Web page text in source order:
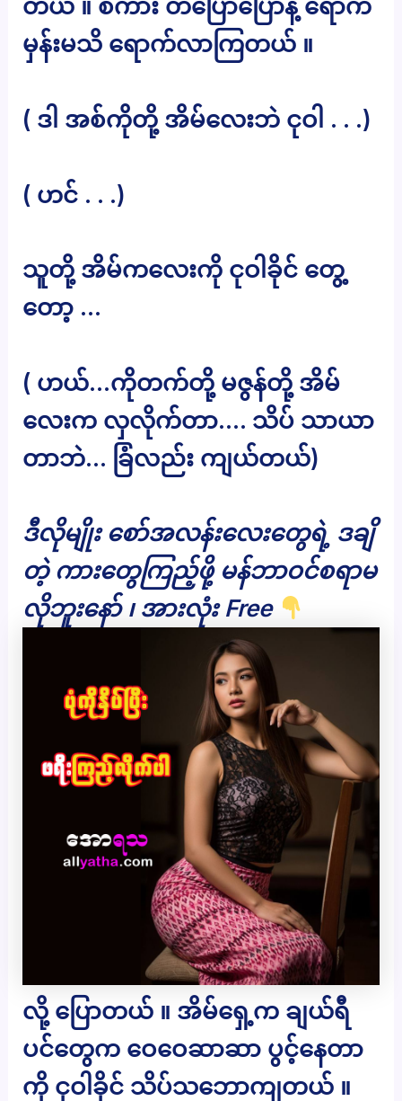
တယ် ။ စကား တပြောပြောနဲ့ ရောက်
မှန်းမသိ ရောက်လာကြတယ် ။
( ဒါ အစ်ကိုတို့ အိမ်လေးဘဲ ငုဝါ . . .)
( ဟင် . . .)
သူတို့ အိမ်ကလေးကို ငုဝါခိုင် တွေ့
တော့ …
( ဟယ်…ကိုတက်တို့ မဇွန်တို့ အိမ်
လေးက လှလိုက်တာ…. သိပ် သာယာ
တာဘဲ… ခြံလည်း ကျယ်တယ်)
ဒီလိုမျိုး စော်အလန်းလေးတွေရဲ့ ဒချိ
တဲ့ ကားတွေကြည့်ဖို့ မန်ဘာဝင်စရာမ
လိုဘူးနော် ၊ အားလုံး Free
လို့ ပြောတယ် ။ အိမ်ရှေ့က ချယ်ရီ
ပင်တွေက ဝေဝေဆာဆာ ပွင့်နေတာ
ကို ငုဝါခိုင် သိပ်သဘောကျတယ် ။